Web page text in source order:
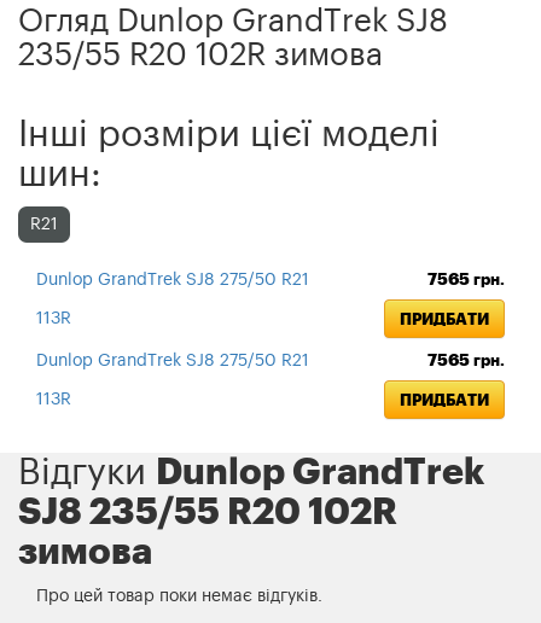
Огляд Dunlop GrandTrek SJ8
235/55 R20 102R зимова
Інші розміри цієї моделі
шин:
R21
Dunlop GrandTrek SJ8 275/50 R21
113R
7565 грн.
ПРИДБАТИ
Dunlop GrandTrek SJ8 275/50 R21
113R
7565 грн.
ПРИДБАТИ
Відгуки Dunlop GrandTrek
SJ8 235/55 R20 102R
зимова
Про цей товар поки немає відгуків.